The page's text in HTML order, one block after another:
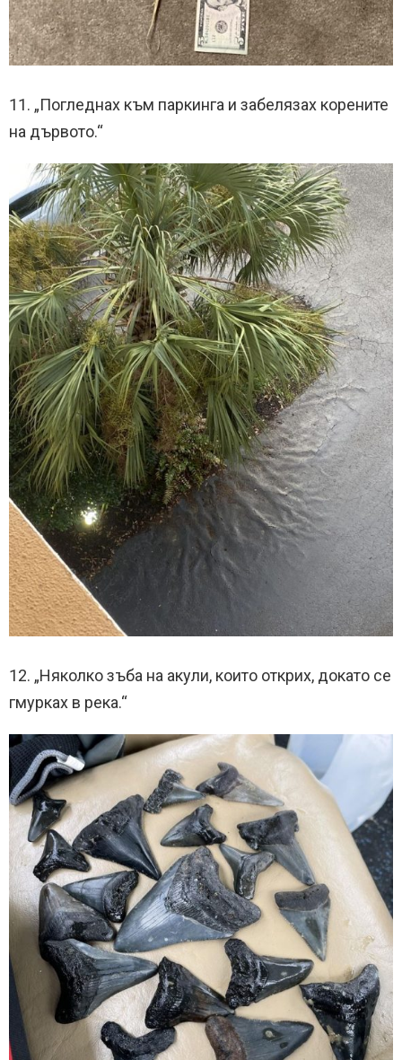
11. „Погледнах към паркинга и забелязах корените
на дървото.“
12. „Няколко зъба на акули, които открих, докато се
гмурках в река.“